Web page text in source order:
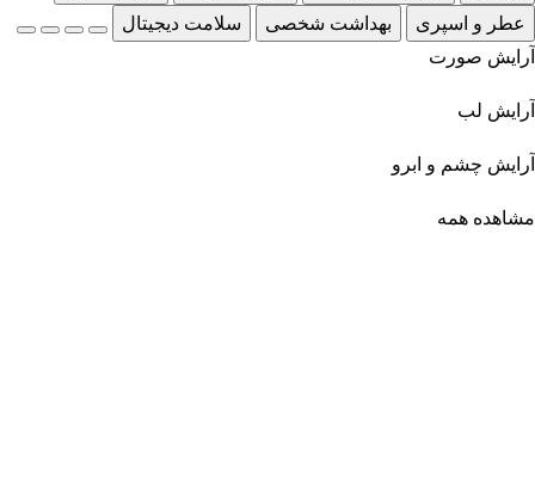
عطر و اسپری
بهداشت شخصی
سلامت دیجیتال
آرایش صورت
آرایش لب
آرایش چشم و ابرو
مشاهده همه